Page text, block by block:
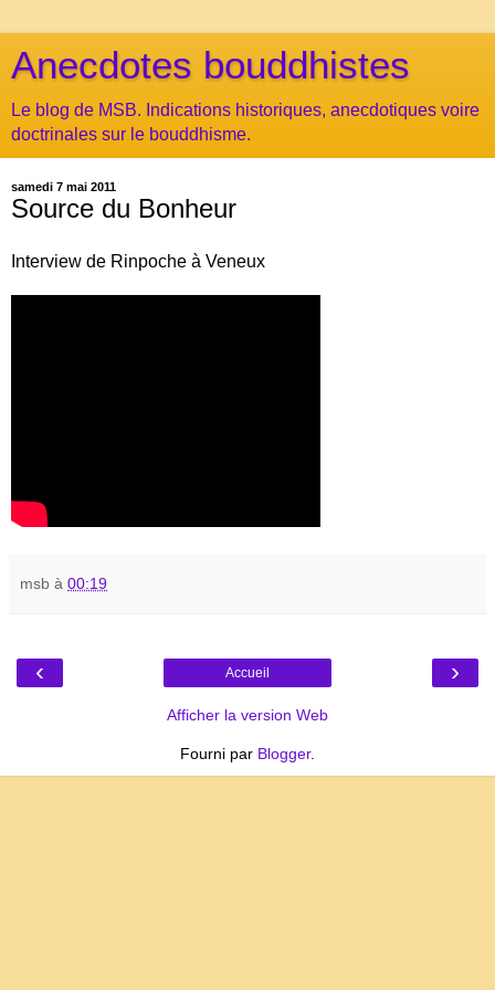
Anecdotes bouddhistes
Le blog de MSB. Indications historiques, anecdotiques voire
doctrinales sur le bouddhisme.
samedi 7 mai 2011
Source du Bonheur
Interview de Rinpoche à Veneux
msb à 00:19
‹ ›
Accueil
Afficher la version Web
Fourni par Blogger.